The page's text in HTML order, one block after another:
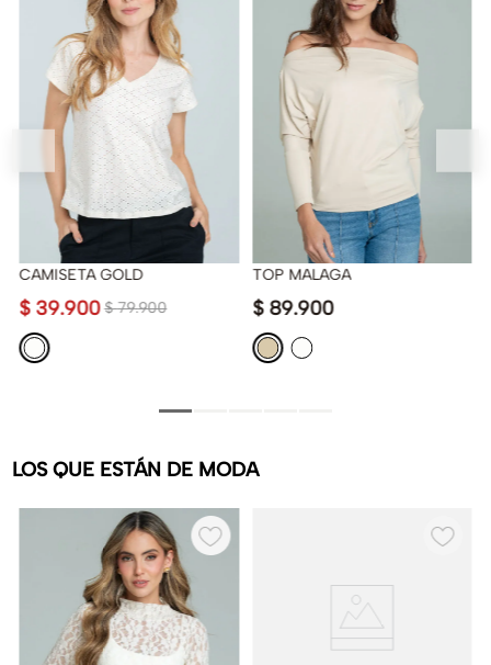
CAMISETA GOLD
$ 79.900
$ 39.900
TOP MALAGA
$ 89.900
LOS QUE ESTÁN DE MODA